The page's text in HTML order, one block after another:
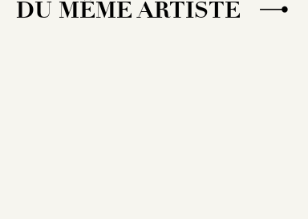
DU MÊME ARTISTE